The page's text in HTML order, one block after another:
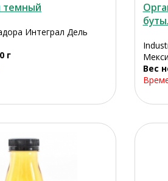
темный
Интеграл Дель
г
Вес